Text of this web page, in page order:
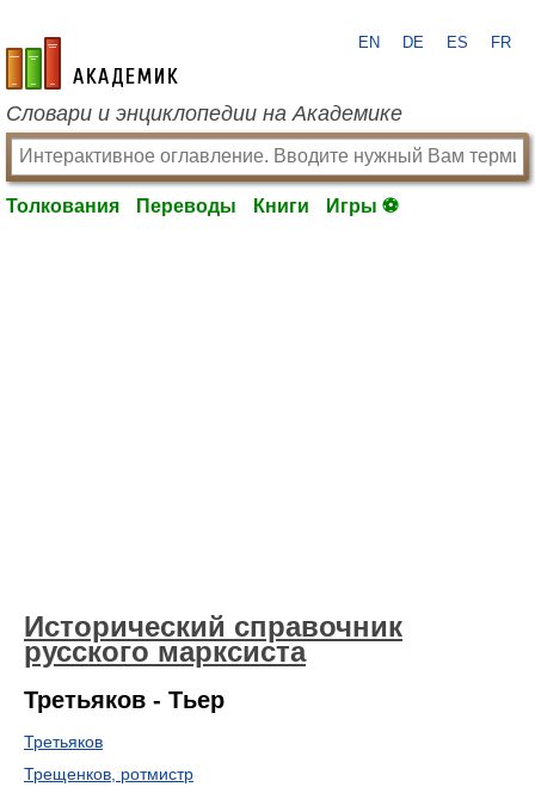
academic.ru
EN DE ES FR
Словари и энциклопедии на Академике
Толкования Переводы Книги Игры ⚽
Исторический справочник
русского марксиста
Третьяков - Тьер
Третьяков
Трещенков, ротмистр